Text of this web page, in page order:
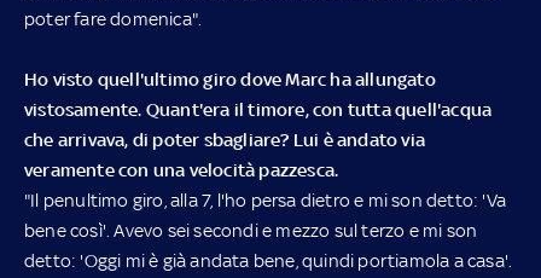
poter fare domenica".
Ho visto quell'ultimo giro dove Marc ha allungato
vistosamente. Quant'era il timore, con tutta quell'acqua
che arrivava, di poter sbagliare? Lui è andato via
veramente con una velocità pazzesca.
"Il penultimo giro, alla 7, l'ho persa dietro e mi son detto: 'Va
bene così'. Avevo sei secondi e mezzo sul terzo e mi son
detto: 'Oggi mi è già andata bene, quindi portiamola a casa'.